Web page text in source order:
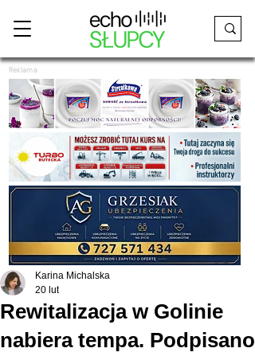
Reklama
Rewitalizacja w Golinie
nabiera tempa. Podpisano
Karina Michalska
20 lut